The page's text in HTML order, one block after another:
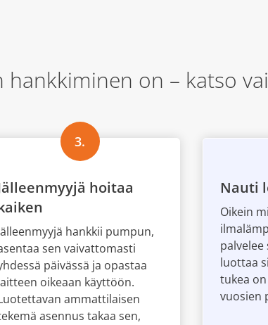
on – katso
3.
hoitaa
hankkii pumpun,
sen vaivattomasti
päivässä ja opastaa
oikeaan käyttöön.
ammattilaisen
asennus takaa sen,
Nauti
Oikein
luottaa
tukea
vuosien